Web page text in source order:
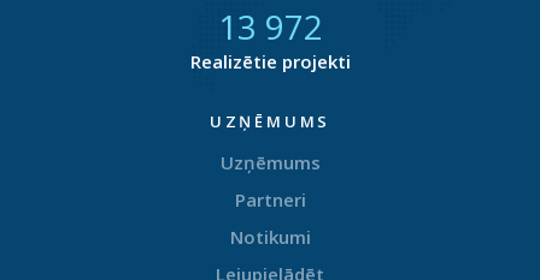
14 358
Realizētie projekti
UZŅĒMUMS
Uzņēmums
Partneri
Notikumi
Lejupielādēt